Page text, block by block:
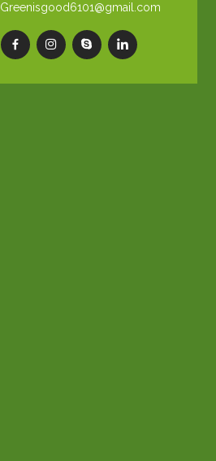
Greenisgood6101@gmail.com